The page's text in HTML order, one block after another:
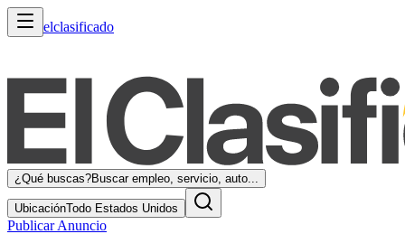
elclasificado
¿Qué buscas?Buscar empleo, servicio, auto...
UbicaciónTodo Estados Unidos
Publicar Anuncio